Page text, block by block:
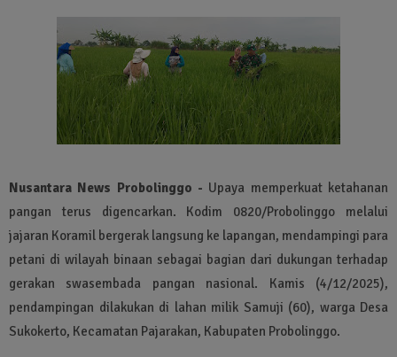
Nusantara News Probolinggo - Upaya memperkuat ketahanan
pangan terus digencarkan. Kodim 0820/Probolinggo melalui
jajaran Koramil bergerak langsung ke lapangan, mendampingi para
petani di wilayah binaan sebagai bagian dari dukungan terhadap
gerakan swasembada pangan nasional. Kamis (4/12/2025),
pendampingan dilakukan di lahan milik Samuji (60), warga Desa
Sukokerto, Kecamatan Pajarakan, Kabupaten Probolinggo.